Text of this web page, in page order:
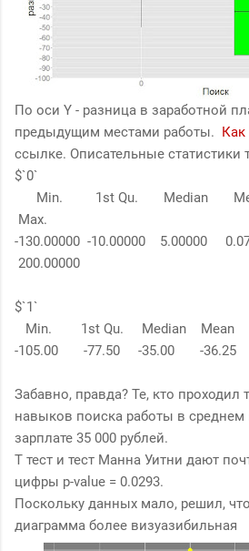
По оси Y - разница в заработной
предыдущим местами работы. Как
ссылке. Описательные статистики
$`0`
Min. 1st Qu. Median
Max.
-130.00000 -10.00000 5.00000
200.00000
$`1`
Min. 1st Qu. Median Mean
-105.00 -77.50 -35.00 -
Забавно, правда? Те, кто проходил
навыков поиска работы в
зарплате 35 000 рублей.
Т тест и тест Манна Уитни дают
цифры p-value = 0.0293.
Поскольку данных мало, решил,
диаграмма более визуазибильная